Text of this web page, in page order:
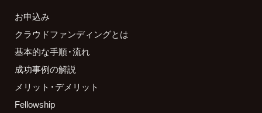
お申込み
クラウドファンディングとは
基本的な手順・流れ
成功事例の解説
メリット・デメリット
Fellowship